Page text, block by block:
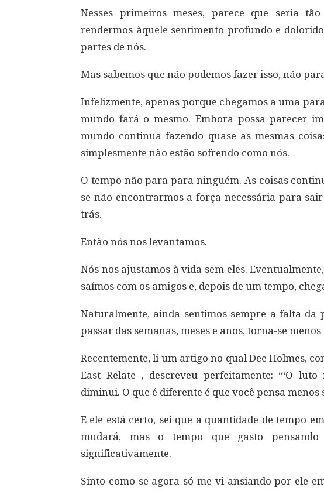
Nesses primeiros meses, parece que seria
rendermos àquele sentimento profundo e
partes de nós.
Mas sabemos que não podemos fazer isso, não
Infelizmente, apenas porque chegamos a uma
mundo fará o mesmo. Embora possa parecer
mundo continua fazendo quase as mesmas
simplesmente não estão sofrendo como nós.
O tempo não para para ninguém. As coisas
se não encontrarmos a força necessária para
trás.
Então nós nos levantamos.
Nós nos ajustamos à vida sem eles.
saímos com os amigos e, depois de um tempo,
Naturalmente, ainda sentimos sempre a falta da
passar das semanas, meses e anos, torna-se
Recentemente, li um artigo no qual Dee Holmes,
East Relate , descreveu perfeitamente: ‘“O
diminui. O que é diferente é que você pensa menos
E ele está certo, sei que a quantidade de tempo
mudará, mas o tempo que gasto
significativamente.
Sinto como se agora só me vi ansiando por ele